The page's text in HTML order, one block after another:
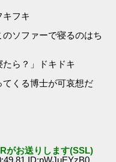
キフキ
のソファーで寝るのはち
ら？」ドキドキ
くる博士が可哀想だ
がお送りします(SSL)
ID:pWJuEYzB0